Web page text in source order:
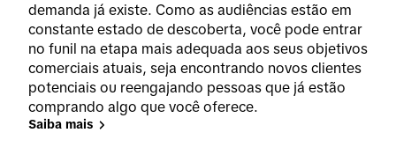
demanda já existe. Como as audiências estão em
constante estado de descoberta, você pode entrar
no funil na etapa mais adequada aos seus objetivos
comerciais atuais, seja encontrando novos clientes
potenciais ou reengajando pessoas que já estão
comprando algo que você oferece.
Saiba mais